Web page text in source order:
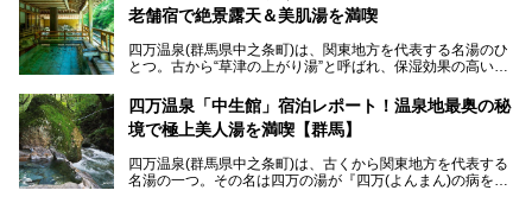
そこで筆者である私が実際に行ってみました！万座温泉の楽
しみ方や周辺の観光地を解説します。
また、日帰り入浴できる温泉から混浴可能な温泉まで、おす
すめの入浴施設もご紹介します！
老舗宿で絶景露天＆美肌湯を満喫
四万温泉(群馬県中之条町)は、関東地方を代表する名湯のひ
とつ。古から“草津の上がり湯”と呼ばれ、保湿効果の高い美
「四万やまぐち館」は、この地を代表する旅館の一つ。日帰
り入浴も可能ですが、やはり宿泊してじっくり楽しむのがベ
肌湯をはじめ、館内の魅力をたっぷりとご紹介します！
四万温泉「中生館」宿泊レポート！温泉地最奥の秘
境で極上美人湯を満喫【群馬】
四万温泉(群馬県中之条町)は、古くから関東地方を代表する
名湯の一つ。その名は四万の湯が『四万(よんまん)の病を癒